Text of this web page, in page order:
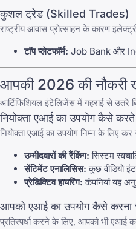
कुशल ट्रेड (Skilled Trades)
राष्ट्रीय आवास प्रोत्साहन के कारण
टॉप प्लेटफॉर्म: Job Bank और
आपकी 2026 की नौकरी
आर्टिफिशियल इंटेलिजेंस में गहराई से उतरे
नियोक्ता एआई का उपयोग कैसे
नियोक्ता एआई का उपयोग निम्न के लिए कर
उम्मीदवारों की रैंकिंग: सिस्टम
सेंटिमेंट एनालिसिस: कुछ वीडियो
प्रेडिक्टिव हायरिंग: कंपनियां यह
आपको एआई का उपयोग कैसे करना
प्रतिस्पर्धा करने के लिए, आपको भी एआई